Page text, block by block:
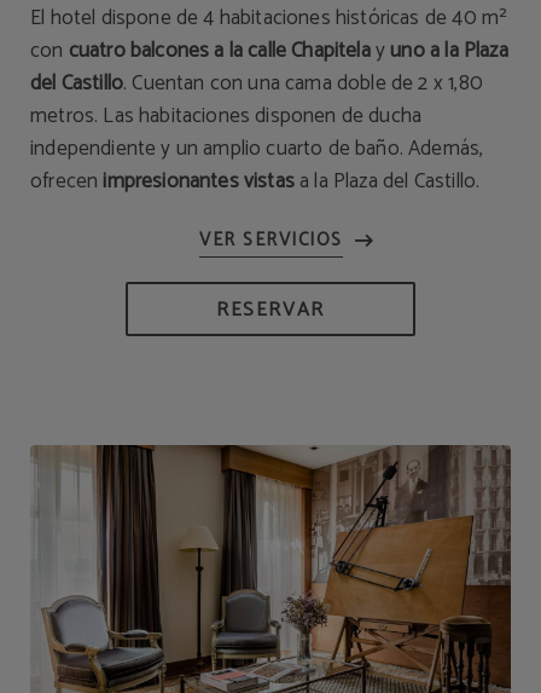
El hotel dispone de 4 habitaciones históricas de 40 m²
con cuatro balcones a la calle Chapitelayuno a la Plaza
del Castillo. Cuentan con una cama doble de 2 x 1,80
metros. Las habitaciones disponen de ducha
independiente y un amplio cuarto de baño. Además,
ofrecenimpresionantes vistasa la Plaza del Castillo.
RESERVAR